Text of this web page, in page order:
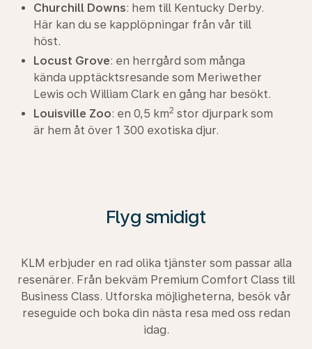
Churchill Downs: hem till Kentucky Derby.
Här kan du se kapplöpningar från vår till
höst.
Locust Grove: en herrgård som många
kända upptäcktsresande som Meriwether
Lewis och William Clark en gång har besökt.
Louisville Zoo: en 0,5 km2 stor djurpark som
är hem åt över 1 300 exotiska djur.
Flyg smidigt
KLM erbjuder en rad olika tjänster som passar alla
resenärer. Från bekväm Premium Comfort Class till
Business Class. Utforska möjligheterna, besök vår
reseguide och boka din nästa resa med oss redan
idag.